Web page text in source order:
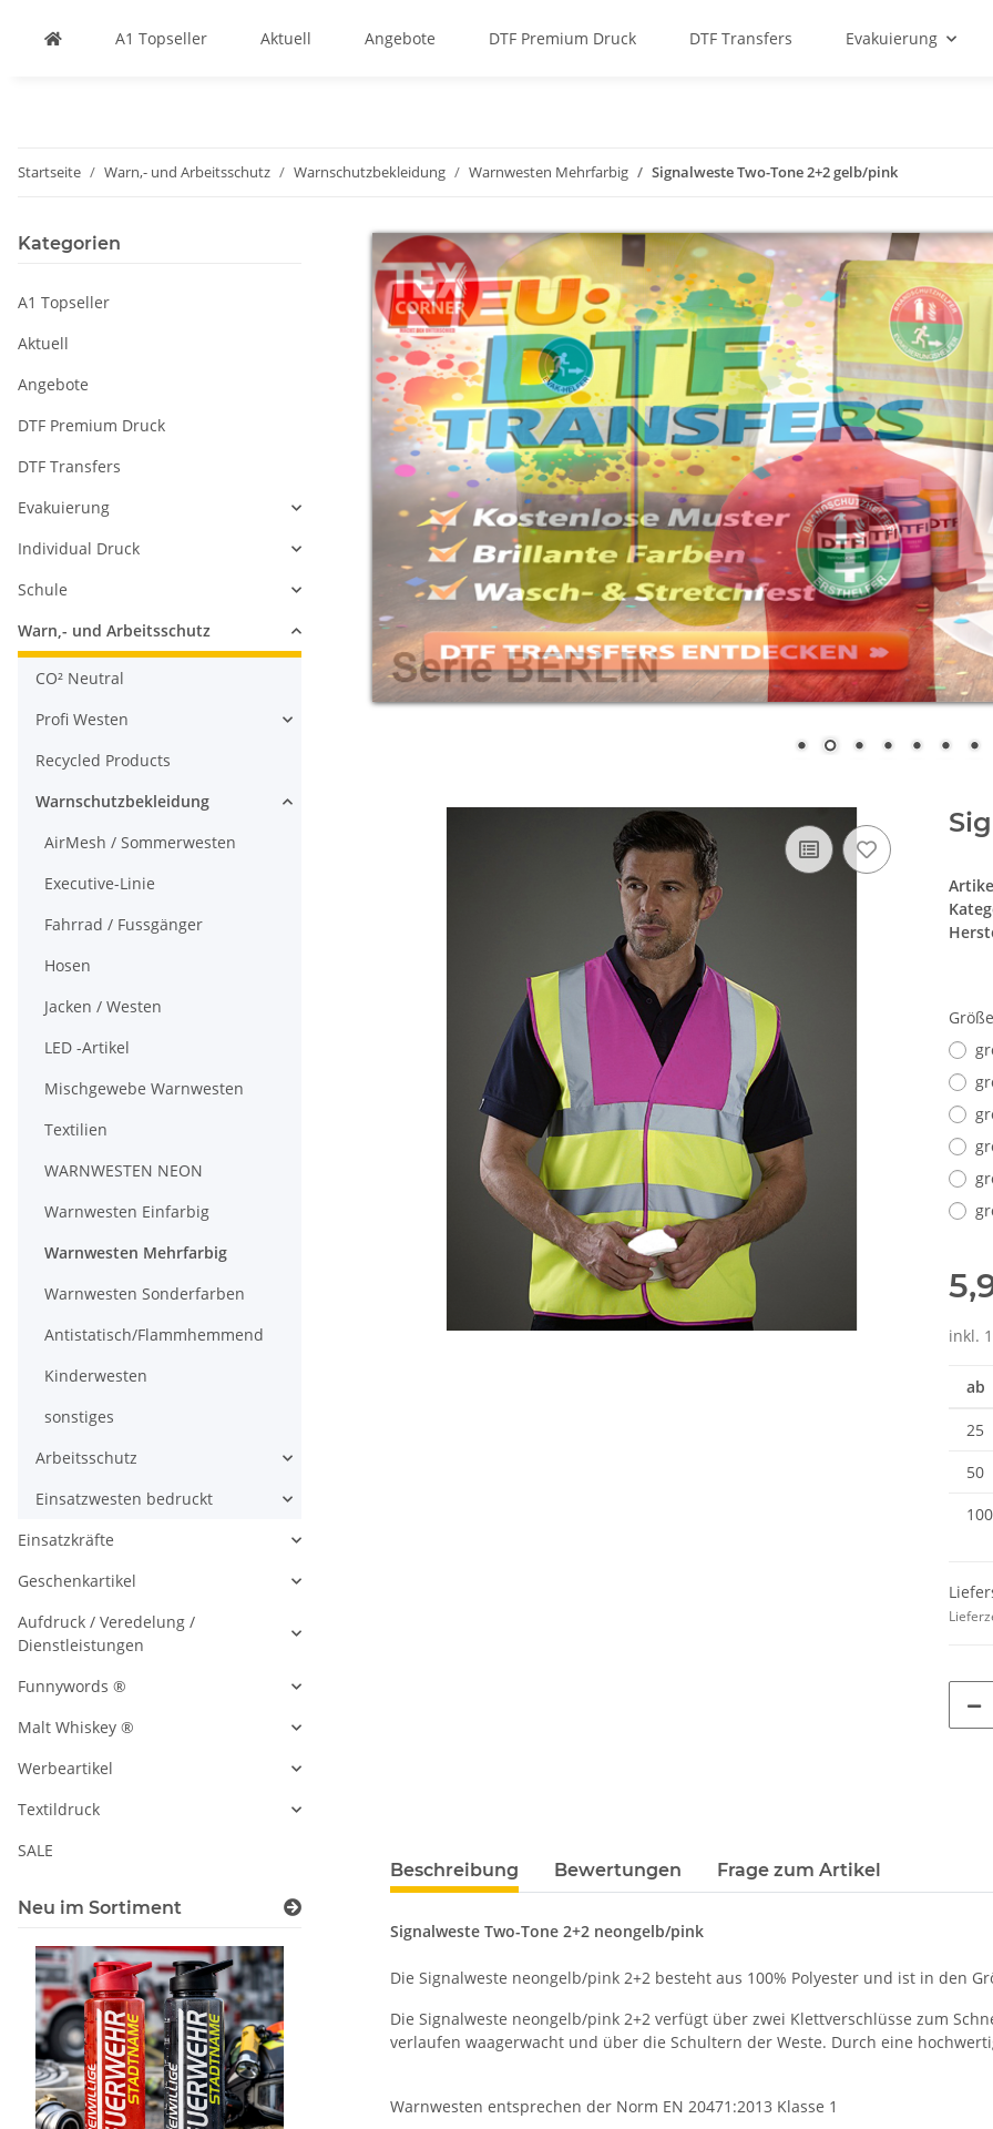
A1 Topseller Aktuell Angebote DTF Premium Druck DTF Transfers Evakuierung
Startseite Warn,- und Arbeitsschutz Warnschutzbekleidung Warnwesten Mehrfarbig Signalweste Two-Tone 2+2 gelb/pink
Größe
inkl.
ab
25
50
100
Beschreibung Bewertungen Frage zum Artikel
Signalweste Two-Tone 2+2 neongelb/pink
Die Signalweste neongelb/pink 2+2 besteht aus 100% Polyester und ist in den
Die Signalweste neongelb/pink 2+2 verfügt über zwei Klettverschlüsse zum
verlaufen waagerwacht und über die Schultern der Weste. Durch eine
Warnwesten entsprechen der Norm EN 20471:2013 Klasse 1
Kategorien
A1 Topseller
Aktuell
Angebote
DTF Premium Druck
DTF Transfers
Evakuierung
Individual Druck
Schule
Warn,- und Arbeitsschutz
CO² Neutral
Profi Westen
Recycled Products
Warnschutzbekleidung
AirMesh / Sommerwesten
Executive-Linie
Fahrrad / Fussgänger
Hosen
Jacken / Westen
LED -Artikel
Mischgewebe Warnwesten
Textilien
WARNWESTEN NEON
Warnwesten Einfarbig
Warnwesten Mehrfarbig
Warnwesten Sonderfarben
Antistatisch/Flammhemmend
Kinderwesten
sonstiges
Arbeitsschutz
Einsatzwesten bedruckt
Einsatzkräfte
Geschenkartikel
Aufdruck / Veredelung /
Dienstleistungen
Funnywords ®
Malt Whiskey ®
Werbeartikel
Textildruck
SALE
Neu im Sortiment